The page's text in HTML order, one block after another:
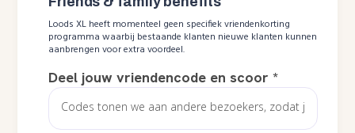
Loods XL heeft momenteel geen specifiek vriendenkorting
programma waarbij bestaande klanten nieuwe klanten kunnen
aanbrengen voor extra voordeel.
Deel jouw vriendencode en scoor*